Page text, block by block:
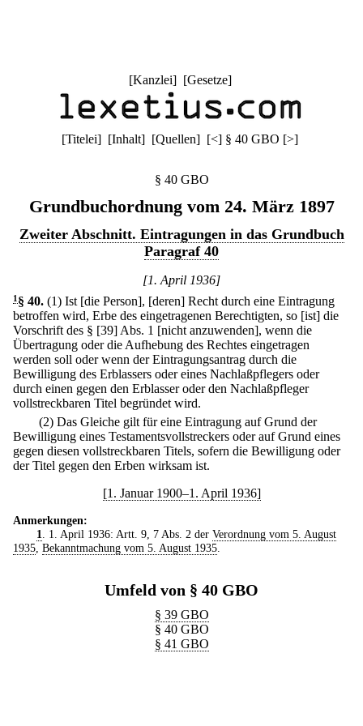
[Kanzlei] [Gesetze]
[Titelei] [Inhalt] [Quellen] [<] § 40 GBO [>]
§ 40 GBO
Grundbuchordnung vom 24. März 1897
Zweiter Abschnitt. Eintragungen in das Grundbuch
Paragraf 40
[1. April 1936]
1 § 40. (1) Ist [die Person], [deren] Recht durch eine Eintragung
betroffen wird, Erbe des eingetragenen Berechtigten, so [ist] die
Vorschrift des § [39] Abs. 1 [nicht anzuwenden], wenn die
Übertragung oder die Aufhebung des Rechtes eingetragen
werden soll oder wenn der Eintragungsantrag durch die
Bewilligung des Erblassers oder eines Nachlaßpflegers oder
durch einen gegen den Erblasser oder den Nachlaßpfleger
vollstreckbaren Titel begründet wird.
(2) Das Gleiche gilt für eine Eintragung auf Grund der
Bewilligung eines Testamentsvollstreckers oder auf Grund eines
gegen diesen vollstreckbaren Titels, sofern die Bewilligung oder
der Titel gegen den Erben wirksam ist.
[1. Januar 1900–1. April 1936]
Anmerkungen:
1. 1. April 1936: Artt. 9, 7 Abs. 2 der Verordnung vom 5. August
1935, Bekanntmachung vom 5. August 1935.
Umfeld von § 40 GBO
§ 39 GBO
§ 40 GBO
§ 41 GBO